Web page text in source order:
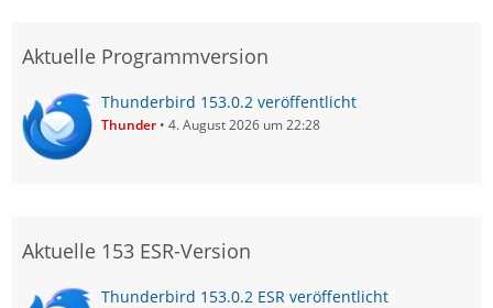
Aktuelle Programmversion
Thunderbird 153.0.2 veröffentlicht
Thunder 4. August 2026 um 22:28
Aktuelle 153 ESR-Version
Thunderbird 153.0.2 ESR veröffentlicht